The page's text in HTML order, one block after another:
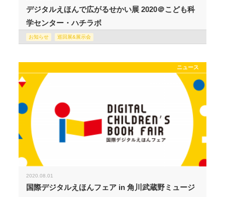
デジタルえほんで広がるせかい展 2020＠こども科
学センター・ハチラボ
お知らせ 巡回展&展示会
ニュース
2020.08.01
国際デジタルえほんフェア in 角川武蔵野ミュージ